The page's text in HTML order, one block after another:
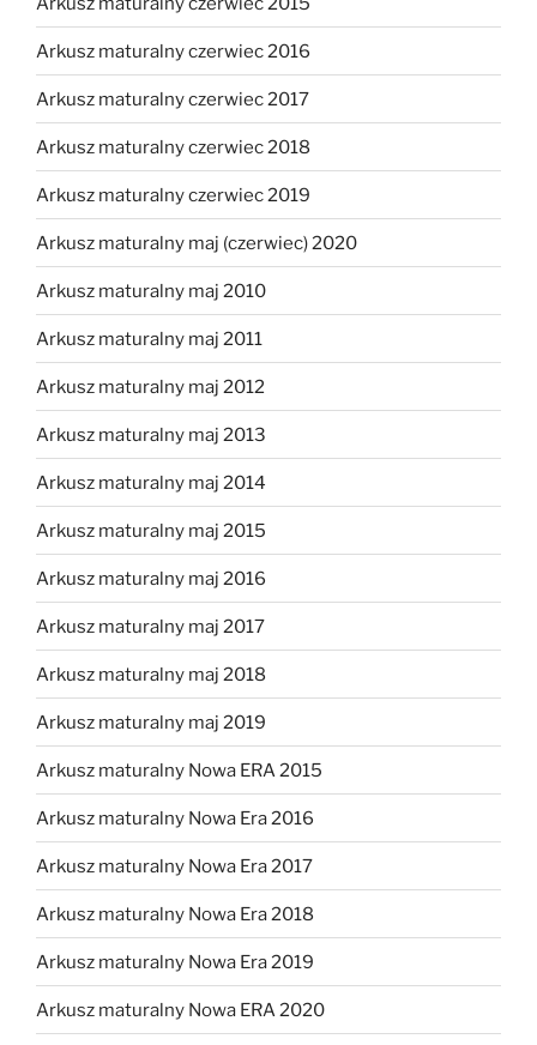
Arkusz maturalny czerwiec 2016
Arkusz maturalny czerwiec 2017
Arkusz maturalny czerwiec 2018
Arkusz maturalny czerwiec 2019
Arkusz maturalny maj (czerwiec) 2020
Arkusz maturalny maj 2010
Arkusz maturalny maj 2011
Arkusz maturalny maj 2012
Arkusz maturalny maj 2013
Arkusz maturalny maj 2014
Arkusz maturalny maj 2015
Arkusz maturalny maj 2016
Arkusz maturalny maj 2017
Arkusz maturalny maj 2018
Arkusz maturalny maj 2019
Arkusz maturalny Nowa ERA 2015
Arkusz maturalny Nowa Era 2016
Arkusz maturalny Nowa Era 2017
Arkusz maturalny Nowa Era 2018
Arkusz maturalny Nowa Era 2019
Arkusz maturalny Nowa ERA 2020